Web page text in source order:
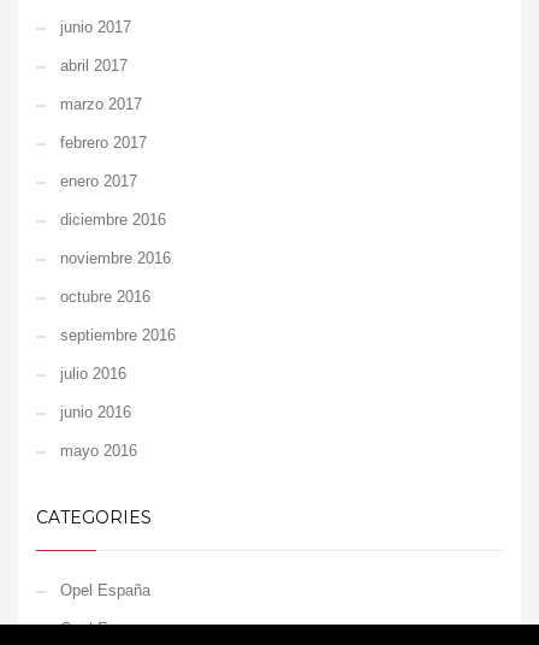
junio 2017
abril 2017
marzo 2017
febrero 2017
enero 2017
diciembre 2016
noviembre 2016
octubre 2016
septiembre 2016
julio 2016
junio 2016
mayo 2016
CATEGORIES
Opel España
Opel Europe